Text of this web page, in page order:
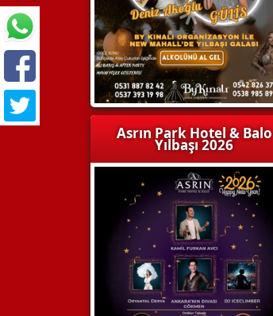
Asrın Park Hotel & Balo
Yılbaşı 2026